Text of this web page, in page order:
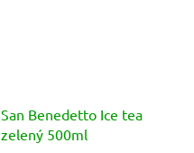
San Benedetto Ice tea
zelený 500ml